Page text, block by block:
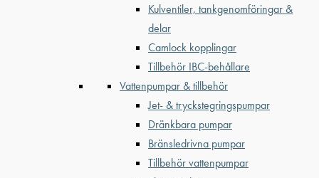
Kulventiler, tankgenomföringar &
delar
Camlock kopplingar
Tillbehör IBC-behållare
Vattenpumpar & tillbehör
Jet- & tryckstegringspumpar
Dränkbara pumpar
Bränsledrivna pumpar
Tillbehör vattenpumpar